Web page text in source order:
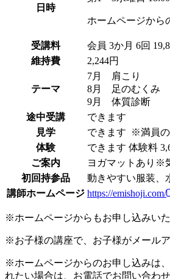
日時
ホームページから
受講料 会員 3か月 6回
維持費
2,244円
テーマ
7月 肩こり
8月 足のむくみ
9月 体質診断
途中受講
できます
見学
できます
※満員の
体験
できます 体験料
ご案内
ヨガマットあり※
初回持参品
動きやすい服装、
講師ホームページ https://emishoji.com/
※ホームページからもお申し込みい
※お子様の講座で、お子様がメール
※ホームページからのお申し込みは
れたい場合は、お電話でお問い合わせ